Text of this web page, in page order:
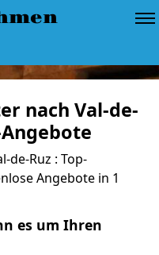
nach Val-de-
de-Ruz : Top-
Angebote in 1
es um Ihren